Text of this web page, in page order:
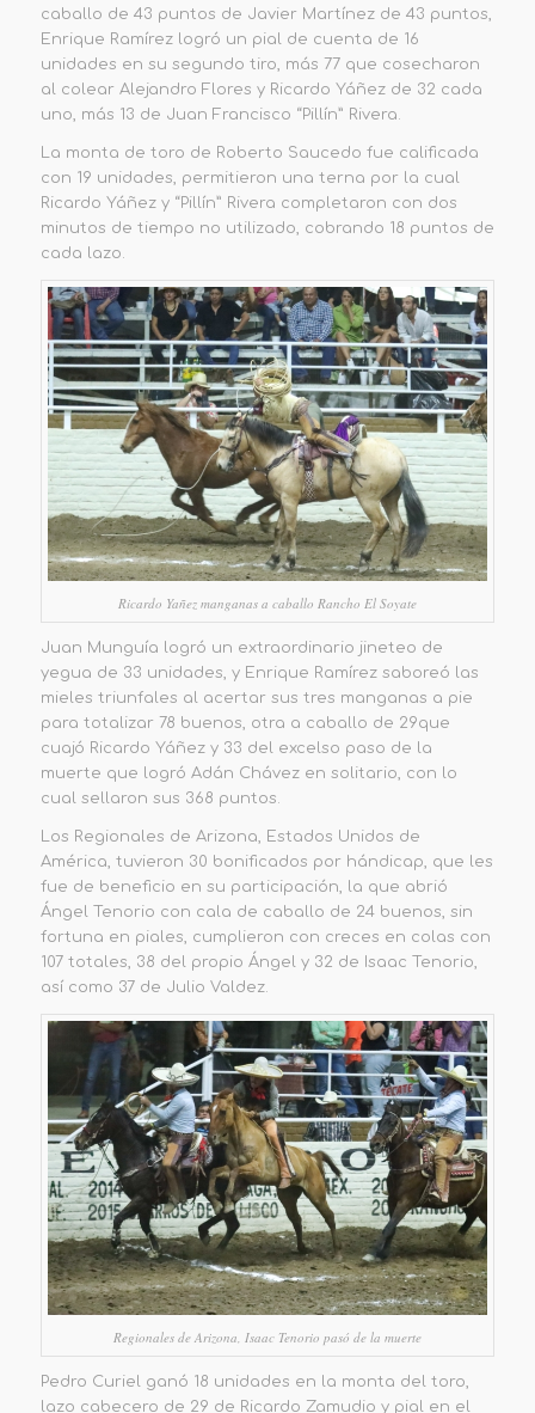
caballo de 43 puntos de Javier Martínez de 43 puntos,
Enrique Ramírez logró un pial de cuenta de 16
unidades en su segundo tiro, más 77 que cosecharon
al colear Alejandro Flores y Ricardo Yáñez de 32 cada
uno, más 13 de Juan Francisco “Pillín” Rivera.
La monta de toro de Roberto Saucedo fue calificada
con 19 unidades, permitieron una terna por la cual
Ricardo Yáñez y “Pillín” Rivera completaron con dos
minutos de tiempo no utilizado, cobrando 18 puntos de
cada lazo.
Ricardo Yañez manganas a caballo Rancho El Soyate
Juan Munguía logró un extraordinario jineteo de
yegua de 33 unidades, y Enrique Ramírez saboreó las
mieles triunfales al acertar sus tres manganas a pie
para totalizar 78 buenos, otra a caballo de 29que
cuajó Ricardo Yáñez y 33 del excelso paso de la
muerte que logró Adán Chávez en solitario, con lo
cual sellaron sus 368 puntos.
Los Regionales de Arizona, Estados Unidos de
América, tuvieron 30 bonificados por hándicap, que les
fue de beneficio en su participación, la que abrió
Ángel Tenorio con cala de caballo de 24 buenos, sin
fortuna en piales, cumplieron con creces en colas con
107 totales, 38 del propio Ángel y 32 de Isaac Tenorio,
así como 37 de Julio Valdez.
Regionales de Arizona, Isaac Tenorio pasó de la muerte
Pedro Curiel ganó 18 unidades en la monta del toro,
lazo cabecero de 29 de Ricardo Zamudio y pial en el